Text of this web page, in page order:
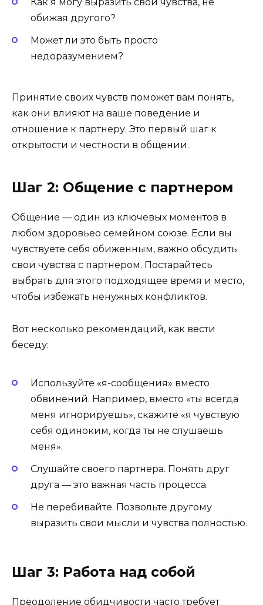
обижая другого?
Может ли это быть просто
недоразумением?
Принятие своих чувств поможет вам понять,
как они влияют на ваше поведение и
отношение к партнеру. Это первый шаг к
открытости и честности в общении.
Шаг 2: Общение с партнером
Общение — один из ключевых моментов в
любом здоровьео семейном союзе. Если вы
чувствуете себя обиженным, важно обсудить
свои чувства с партнером. Постарайтесь
выбрать для этого подходящее время и место,
чтобы избежать ненужных конфликтов.
Вот несколько рекомендаций, как вести
беседу:
Используйте «я-сообщения» вместо
обвинений. Например, вместо «ты всегда
меня игнорируешь», скажите «я чувствую
себя одиноким, когда ты не слушаешь
меня».
Слушайте своего партнера. Понять друг
друга — это важная часть процесса.
Не перебивайте. Позвольте другому
выразить свои мысли и чувства полностью.
Шаг 3: Работа над собой
Преодоление обидчивости часто требует